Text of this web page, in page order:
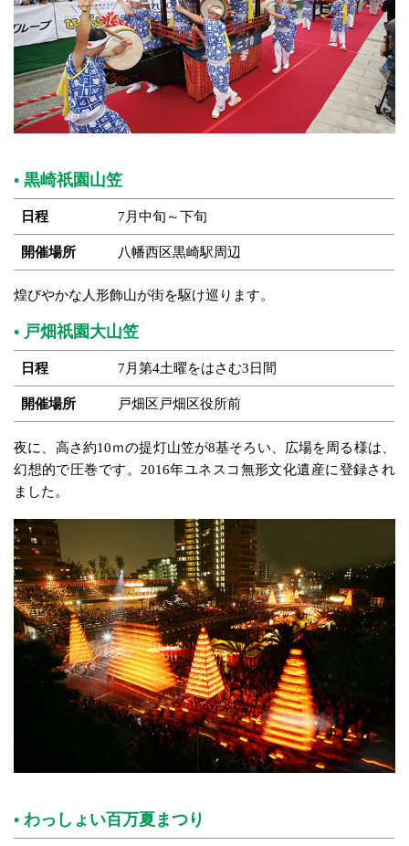
黒崎祇園山笠
日程 7月中旬～下旬
開催場所 八幡西区黒崎駅周辺
煌びやかな人形飾山が街を駆け巡ります。
戸畑祇園大山笠
日程 7月第4土曜をはさむ3日間
開催場所 戸畑区戸畑区役所前
夜に、高さ約10ｍの提灯山笠が8基そろい、広場を周る様は、
幻想的で圧巻です。2016年ユネスコ無形文化遺産に登録され
ました。
わっしょい百万夏まつり